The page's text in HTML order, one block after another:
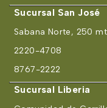
Sucursal San José
Sabana Norte, 250
2220-4708
8767-2222
Sucursal Liberia